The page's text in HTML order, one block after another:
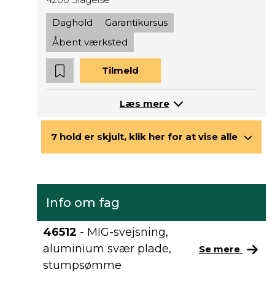
Daghold
Garantikursus
Åbent værksted
Tilmeld
Læs mere
7 hold er skjult, klik her for at vise alle
Info om fag
46512 - MIG-svejsning,
aluminium svær plade,
stumpsømme
Se mere